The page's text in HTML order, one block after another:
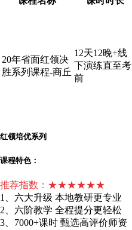
20年省面红领决
胜系列课程-商丘
12天12晚+线
下演练直至考
前
红领培优系列
课程特色：
推荐指数：★★★★★★
1、六大升级 本地教研更专业
2、六阶教学 全程提分更轻松
3、7000+课时 甄选高评价师资